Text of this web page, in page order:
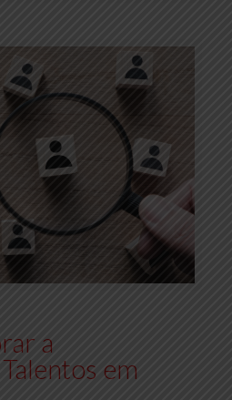
a
em